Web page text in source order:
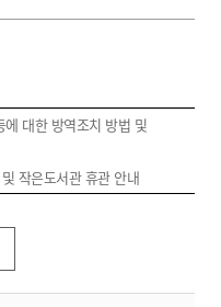
에 대한 방역조치 방법 및
작은도서관 휴관 안내